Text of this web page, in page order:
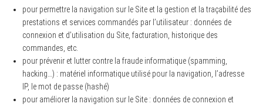
pour permettre la navigation sur le Site et la gestion et la traçabilité des
prestations et services commandés par l’utilisateur : données de
connexion et d’utilisation du Site, facturation, historique des
commandes, etc.
pour prévenir et lutter contre la fraude informatique (spamming,
hacking…) : matériel informatique utilisé pour la navigation, l’adresse
IP, le mot de passe (hashé)
pour améliorer la navigation sur le Site : données de connexion et